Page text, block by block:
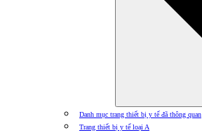
Danh mục trang thiết bị y tế đã thông quan
Trang thiết bị y tế loại A